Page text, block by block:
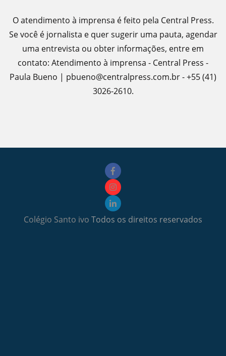
O atendimento à imprensa é feito pela Central Press.
Se você é jornalista e quer sugerir uma pauta, agendar
uma entrevista ou obter informações, entre em
contato: Atendimento à imprensa - Central Press -
Paula Bueno | pbueno@centralpress.com.br - +55 (41)
3026-2610.
Colégio Santo ivo Todos os direitos reservados